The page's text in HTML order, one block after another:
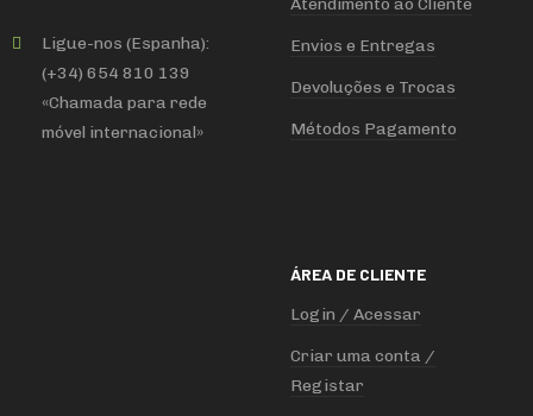
Ligue-nos (Espanha):
(+34) 654 810 139
«Chamada para rede
móvel internacional»
Envios e Entregas
Devoluções e Trocas
Métodos Pagamento
ÁREA DE CLIENTE
Login / Acessar
Criar uma conta /
Registar